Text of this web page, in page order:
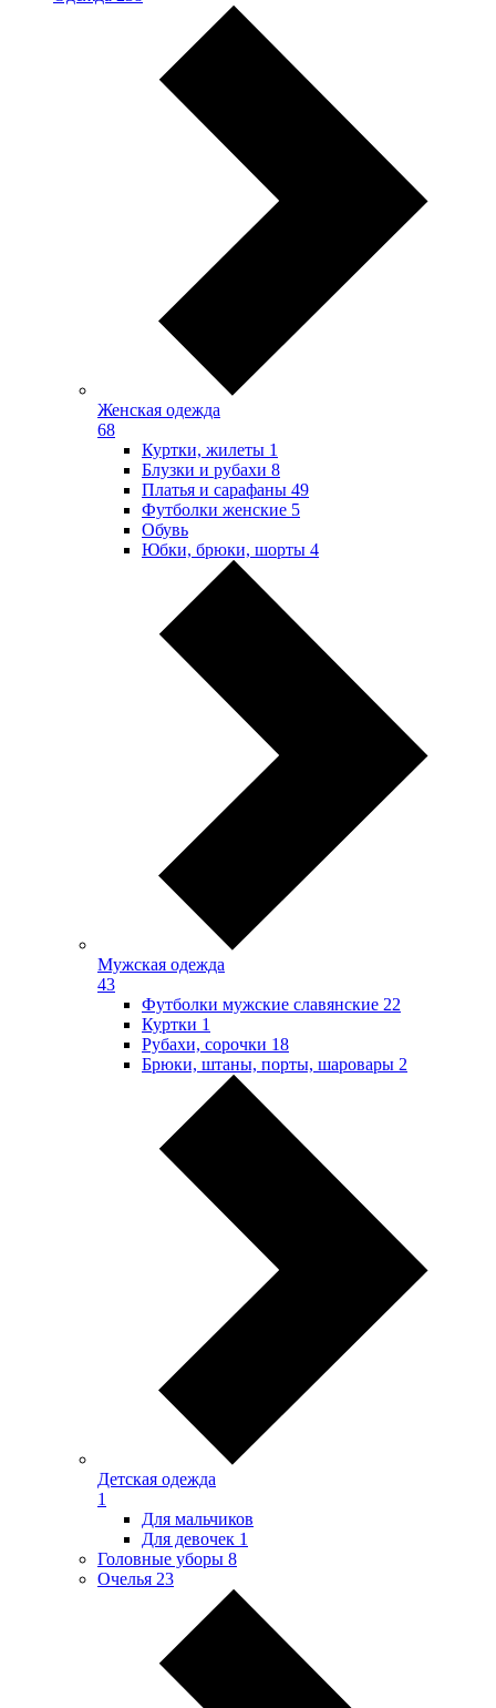
Женская одежда
68
Куртки, жилеты 1
Блузки и рубахи 8
Платья и сарафаны 49
Футболки женские 5
Обувь
Юбки, брюки, шорты 4
Мужская одежда
43
Футболки мужские славянские 22
Куртки 1
Рубахи, сорочки 18
Брюки, штаны, порты, шаровары 2
Детская одежда
1
Для мальчиков
Для девочек 1
Головные уборы 8
Очелья 23